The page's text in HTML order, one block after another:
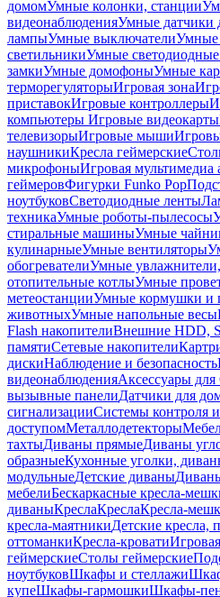
домомУмные колонки, станции
видеонаблюденияУмные датчики
лампыУмные выключателиУмные
светильникиУмные
замкиУмные домофоныУмные
терморегуляторыИгровая зона
приставокИгровые контроллеры
компьютеры Игровые видеокарты
телевизорыИгровые мыши
наушникиКресла геймерские
микрофоныИгровая мультимедиа
геймеровФигурки Funko Pop
ноутбуковСветодиодные ленты
техникаУмные роботы-пылесосы
стиральные машиныУмные
кулинарныеУмные вентиляторы
обогревателиУмные увлажнители,
отопительные котлыУмные
метеостанцииУмные кормушки и
животныхУмные напольные весы
Flash накопителиВнешние HDD,
памятиСетевые накопители
дискиНаблюдение и безопасность
видеонаблюденияАксессуары
вызывные панелиДатчики для
сигнализацииСистемы контроля
доступомМеталлодетекторы
тахтыДиваны прямыеДиваны
образныеКухонные уголки,
модульныеДетские диваны
мебелиБескаркасные кресла-
диваныКреслаКреслаКресла-
кресла-маятникиДетские кресла,
оттоманкиКресла-кровати
геймерскиеСтолы геймерские
ноутбуковШкафы и стеллажи
купеШкафы-гармошкиШкафы-